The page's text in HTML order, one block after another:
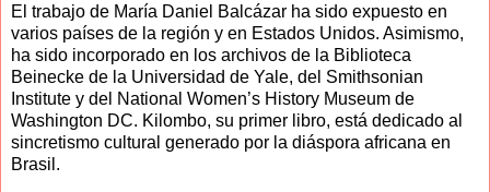
El trabajo de María Daniel Balcázar ha sido expuesto en
varios países de la región y en Estados Unidos. Asimismo,
ha sido incorporado en los archivos de la Biblioteca
Beinecke de la Universidad de Yale, del Smithsonian
Institute y del National Women’s History Museum de
Washington DC. Kilombo, su primer libro, está dedicado al
sincretismo cultural generado por la diáspora africana en
Brasil.